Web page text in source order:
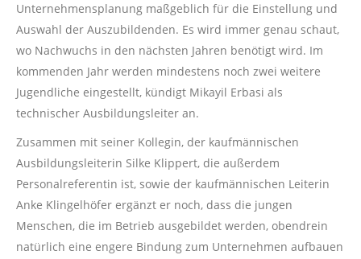
Unternehmensplanung maßgeblich für die Einstellung und
Auswahl der Auszubildenden. Es wird immer genau schaut,
wo Nachwuchs in den nächsten Jahren benötigt wird. Im
kommenden Jahr werden mindestens noch zwei weitere
Jugendliche eingestellt, kündigt Mikayil Erbasi als
technischer Ausbildungsleiter an.
Zusammen mit seiner Kollegin, der kaufmännischen
Ausbildungsleiterin Silke Klippert, die außerdem
Personalreferentin ist, sowie der kaufmännischen Leiterin
Anke Klingelhöfer ergänzt er noch, dass die jungen
Menschen, die im Betrieb ausgebildet werden, obendrein
natürlich eine engere Bindung zum Unternehmen aufbauen